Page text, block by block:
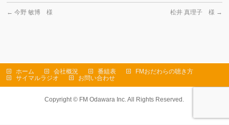
← 今野 敏博 様 松井 真理子 様 →
ホーム 会社概況 番組表
FMおだわらの聴き方
サイマルラジオ
お問い合わせ
Copyright © FM Odawara Inc. All Rights Reserved.